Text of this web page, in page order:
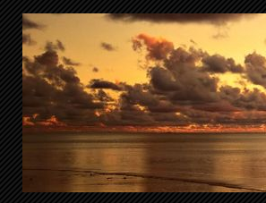
Miriam's